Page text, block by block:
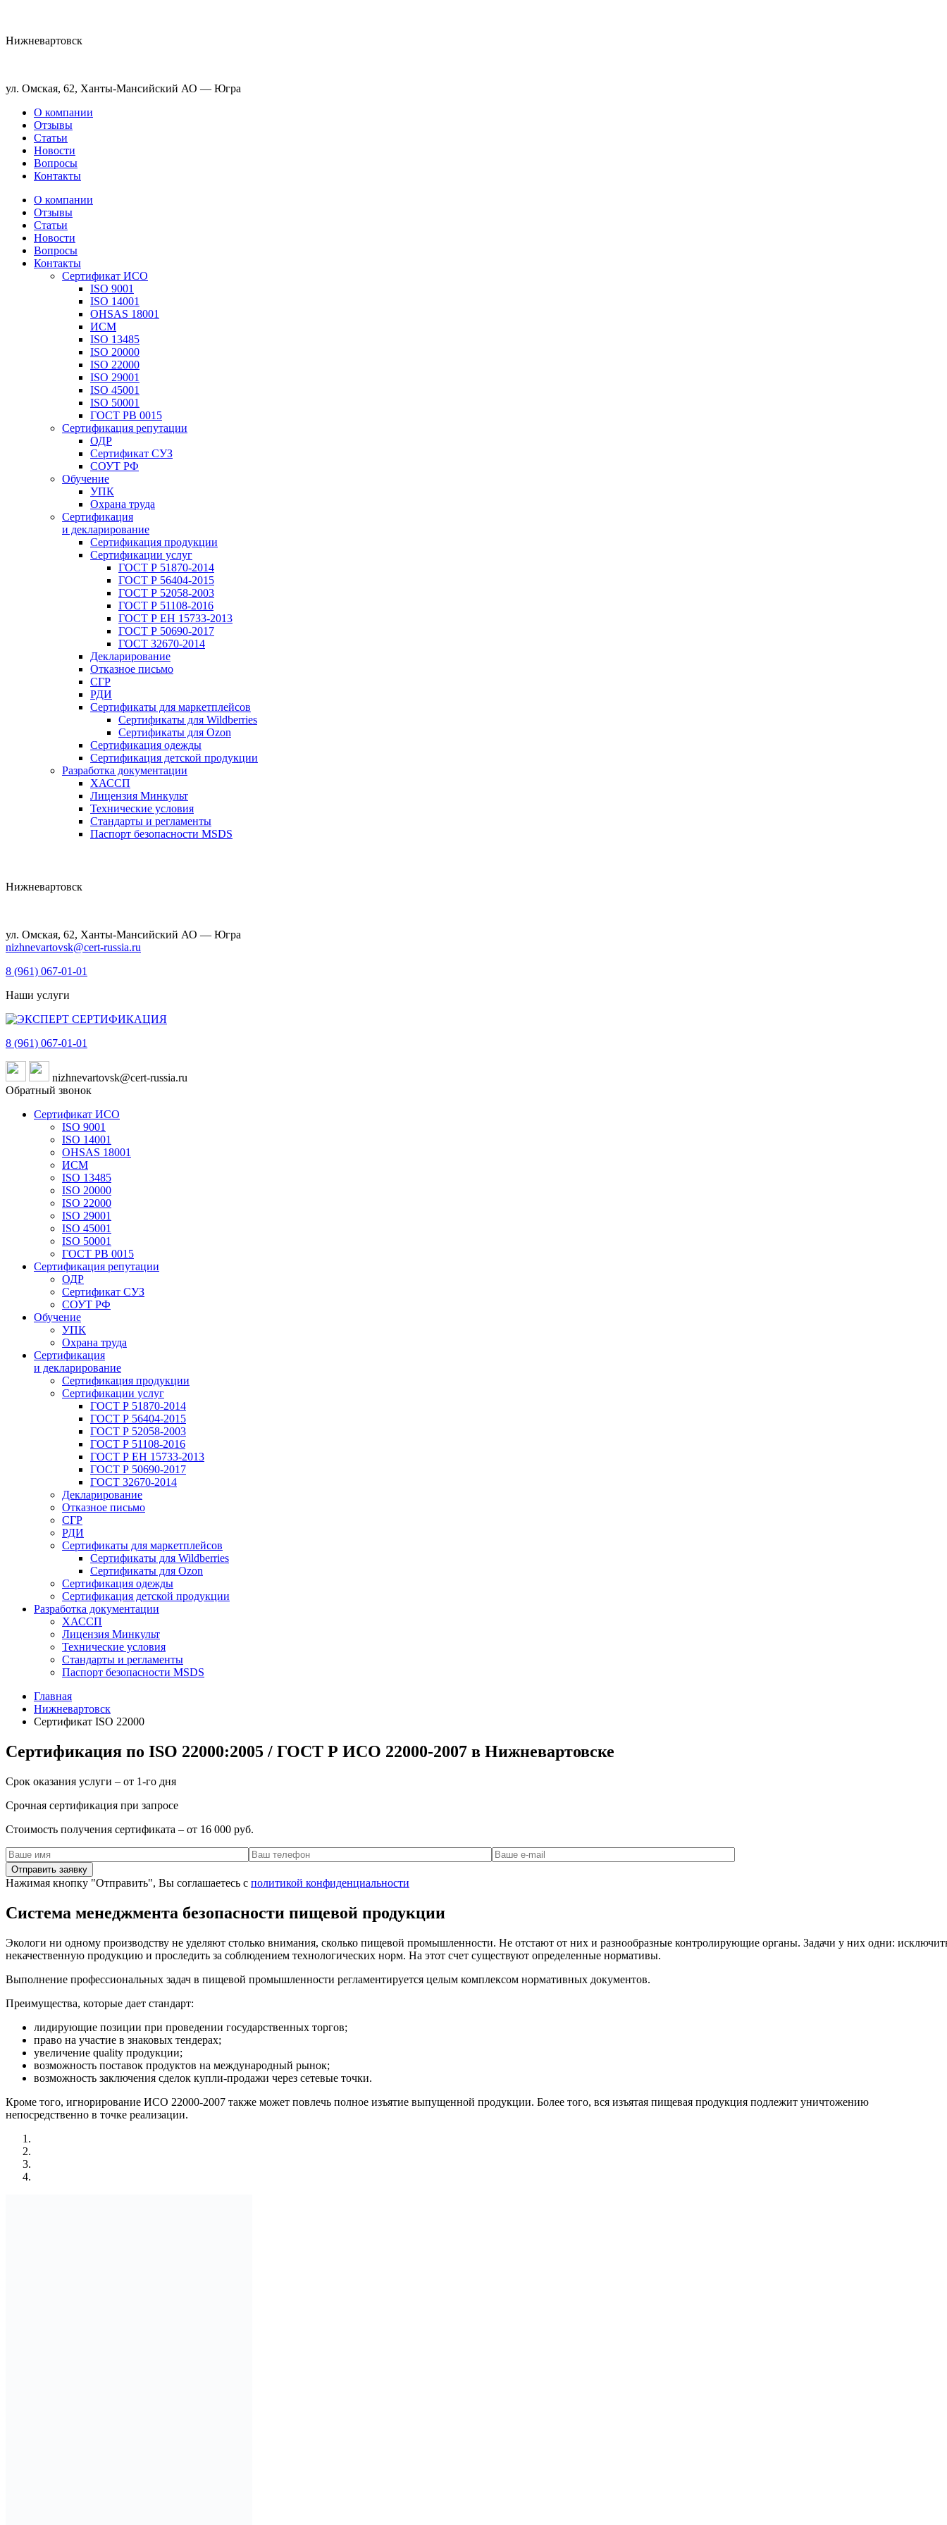
Нижневартовск
ул. Омская, 62, Ханты-Мансийский АО — Югра
О компании
Отзывы
Статьи
Новости
Вопросы
Контакты
О компании
Отзывы
Статьи
Новости
Вопросы
Контакты
Сертификат ИСО
ISO 9001
ISO 14001
OHSAS 18001
ИСМ
ISO 13485
ISO 20000
ISO 22000
ISO 29001
ISO 45001
ISO 50001
ГОСТ РВ 0015
Сертификация репутации
ОДР
Сертификат СУЗ
СОУТ РФ
Обучение
УПК
Охрана труда
Сертификация
и декларирование
Сертификация продукции
Сертификации услуг
ГОСТ Р 51870-2014
ГОСТ Р 56404-2015
ГОСТ Р 52058-2003
ГОСТ Р 51108-2016
ГОСТ Р ЕН 15733-2013
ГОСТ Р 50690-2017
ГОСТ 32670-2014
Декларирование
Отказное письмо
СГР
РДИ
Сертификаты для маркетплейсов
Сертификаты для Wildberries
Сертификаты для Ozon
Сертификация одежды
Сертификация детской продукции
Разработка документации
ХАССП
Лицензия Минкульт
Технические условия
Стандарты и регламенты
Паспорт безопасности MSDS
Нижневартовск
ул. Омская, 62, Ханты-Мансийский АО — Югра
nizhnevartovsk@cert-russia.ru
8 (961) 067-01-01
Наши услуги
8 (961) 067-01-01
nizhnevartovsk@cert-russia.ru
Обратный звонок
Сертификат ИСО
ISO 9001
ISO 14001
OHSAS 18001
ИСМ
ISO 13485
ISO 20000
ISO 22000
ISO 29001
ISO 45001
ISO 50001
ГОСТ РВ 0015
Сертификация репутации
ОДР
Сертификат СУЗ
СОУТ РФ
Обучение
УПК
Охрана труда
Сертификация
и декларирование
Сертификация продукции
Сертификации услуг
ГОСТ Р 51870-2014
ГОСТ Р 56404-2015
ГОСТ Р 52058-2003
ГОСТ Р 51108-2016
ГОСТ Р ЕН 15733-2013
ГОСТ Р 50690-2017
ГОСТ 32670-2014
Декларирование
Отказное письмо
СГР
РДИ
Сертификаты для маркетплейсов
Сертификаты для Wildberries
Сертификаты для Ozon
Сертификация одежды
Сертификация детской продукции
Разработка документации
ХАССП
Лицензия Минкульт
Технические условия
Стандарты и регламенты
Паспорт безопасности MSDS
Главная
Нижневартовск
Сертификат ISO 22000
Сертификация по ISO 22000:2005 / ГОСТ Р ИСО 22000-2007 в Нижневартовске
Срок оказания услуги – от 1-го дня
Срочная сертификация при запросе
Стоимость получения сертификата – от 16 000 руб.
Нажимая кнопку "Отправить", Вы соглашаетесь с политикой конфиденциальности
Система менеджмента безопасности пищевой продукции
Экологи ни одному производству не уделяют столько внимания, сколько пищевой промышленности. Не отстают от них и разнообразные контролирующие органы. Задачи у них одни:
некачественную продукцию и проследить за соблюдением технологических норм. На этот счет существуют определенные нормативы.
Выполнение профессиональных задач в пищевой промышленности регламентируется целым комплексом нормативных документов.
Преимущества, которые дает стандарт:
лидирующие позиции при проведении государственных торгов;
право на участие в знаковых тендерах;
увеличение quality продукции;
возможность поставок продуктов на международный рынок;
возможность заключения сделок купли-продажи через сетевые точки.
Кроме того, игнорирование ИСО 22000-2007 также может повлечь полное изъятие выпущенной продукции. Более того, вся изъятая пищевая продукция подлежит уничтожению
непосредственно в точке реализации.